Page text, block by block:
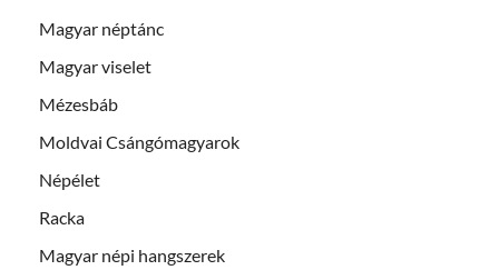
Magyar néptánc
Magyar viselet
Mézesbáb
Moldvai Csángómagyarok
Népélet
Racka
Magyar népi hangszerek